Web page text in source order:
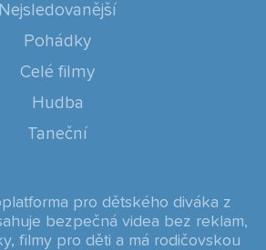
Nejsledovanější
Pohádky
Celé filmy
Hudba
Taneční
pro dětského diváka z
bezpečná videa bez reklam,
filmy pro děti a má rodičovskou